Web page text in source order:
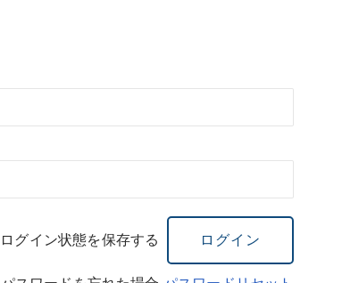
ログイン状態を保存する